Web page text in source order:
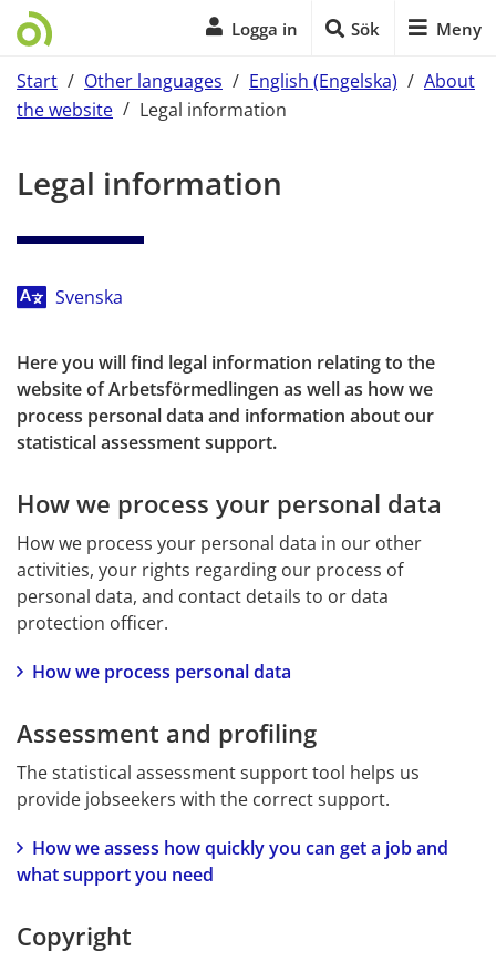
Logga in Sök Meny
Start / Other languages / English (Engelska) / About
the website / Legal information
Legal information
Svenska
Here you will find legal information relating to the
website of Arbetsförmedlingen as well as how we
process personal data and information about our
statistical assessment support.
How we process your personal data
How we process your personal data in our other
activities, your rights regarding our process of
personal data, and contact details to or data
protection officer.
How we process personal data
Assessment and profiling
The statistical assessment support tool helps us
provide jobseekers with the correct support.
How we assess how quickly you can get a job and
what support you need
Copyright